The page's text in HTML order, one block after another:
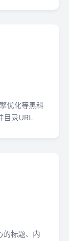
优化等黑科
目录URL
的标题、内